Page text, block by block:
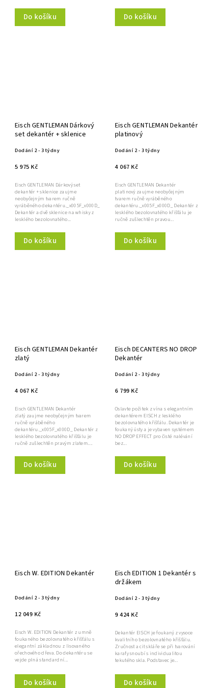
Do košíku Do košíku
Eisch GENTLEMAN Dárkový
set dekantér + sklenice
Dodání 2 - 3 týdny
5 975 Kč
Do košíku
Eisch GENTLEMAN Dárkový set
dekantér + sklenice zaujme
neobyčejným tvarem ručně
vyráběného dekantéru._x005F_x000D_
Dekantér a dvě sklenice na whisky z
lesklého bezolovnatého...
Eisch GENTLEMAN Dekantér
platinový
Dodání 2 - 3 týdny
4 067 Kč
Do košíku
Eisch GENTLEMAN Dekantér
platinový zaujme neobyčejným
tvarem ručně vyráběného
dekantéru._x005F_x000D_ Dekantér z
lesklého bezolovnatého křišťálu je
ručně zušlechtěn pravou...
Eisch GENTLEMAN Dekantér
zlatý
Dodání 2 - 3 týdny
4 067 Kč
Do košíku
Eisch GENTLEMAN Dekantér
zlatý zaujme neobyčejným tvarem
ručně vyráběného
dekantéru._x005F_x000D_ Dekantér z
lesklého bezolovnatého křišťálu je
ručně zušlechtěn pravým zlatem....
Eisch DECANTERS NO DROP
Dekantér
Dodání 2 - 3 týdny
6 799 Kč
Do košíku
Oslavte požitek z vína s elegantním
dekantérem EISCH z lesklého
bezolovnatého křišťálu. Dekantér je
foukaný ústy a je vybaven systémem
NO DROP EFFECT pro čisté nalévání
bez...
Eisch W. EDITION Dekantér
Dodání 2 - 3 týdny
12 049 Kč
Do košíku
Eisch W. EDITION Dekantér z umně
foukaného bezolovnatého křišťálu s
elegantní základnou z lisovaného
ořechového dřeva. Do dekantéru se
vejde plná standardní...
Eisch EDITION 1 Dekantér s
držákem
Dodání 2 - 3 týdny
9 424 Kč
Do košíku
Dekantér EISCH je foukaný z vysoce
kvalitního bezolovnatého křišťálu.
Zručnost a cit skláře se při tvarování
karafy snoubí s individualitou
tekutého skla. Podstavec je...